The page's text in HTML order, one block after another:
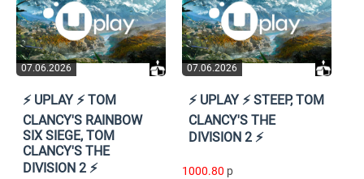
07.06.2026
⚡️ UPLAY ⚡️ TOM
CLANCY'S RAINBOW
SIX SIEGE, TOM
CLANCY'S THE
DIVISION 2 ⚡️
07.06.2026
⚡️ UPLAY ⚡️ STEEP, TOM
CLANCY'S THE
DIVISION 2 ⚡️
1000.80 p